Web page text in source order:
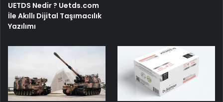
UETDS Nedir ? Uetds.com
İle Akıllı Dijital Taşımacılık
Yazılımı